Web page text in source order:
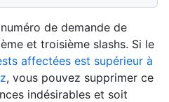
de demande de
et troisième slashs. Si le
affectées est supérieur à
, vous pouvez supprimer ce
indésirables et soit